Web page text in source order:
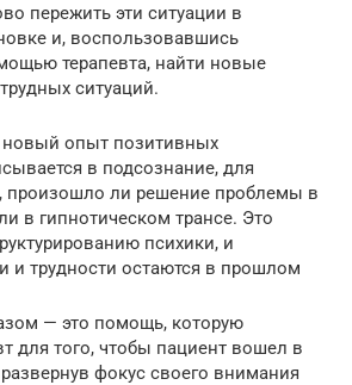
пережить эти ситуации в
и, воспользовавшись
терапевта, найти новые
ситуаций.
новый опыт позитивных
в подсознание, для
произошло ли решение проблемы в
в гипнотическом трансе. Это
психики, и
и трудности остаются в прошлом
— это помощь, которую
для того, чтобы пациент вошел в
фокус своего внимания